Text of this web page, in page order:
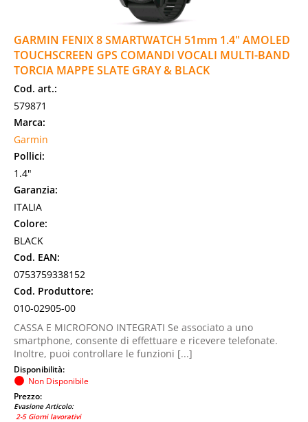
GARMIN FENIX 8 SMARTWATCH 51mm 1.4" AMOLED
TOUCHSCREEN GPS COMANDI VOCALI MULTI-BAND
TORCIA MAPPE SLATE GRAY & BLACK
Cod. art.:
579871
Marca:
Garmin
Pollici:
1.4"
Garanzia:
ITALIA
Colore:
BLACK
Cod. EAN:
0753759338152
Cod. Produttore:
010-02905-00
CASSA E MICROFONO INTEGRATI Se associato a uno
smartphone, consente di effettuare e ricevere telefonate.
Inoltre, puoi controllare le funzioni [...]
Disponibilità:
Non Disponibile
Prezzo:
Evasione Articolo:
2-5 Giorni lavorativi